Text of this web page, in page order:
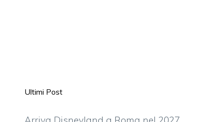
Ultimi Post